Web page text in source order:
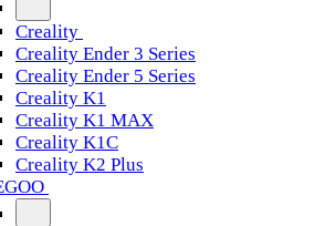
Creality
Creality Ender 3 Series
Creality Ender 5 Series
Creality K1
Creality K1 MAX
Creality K1C
Creality K2 Plus